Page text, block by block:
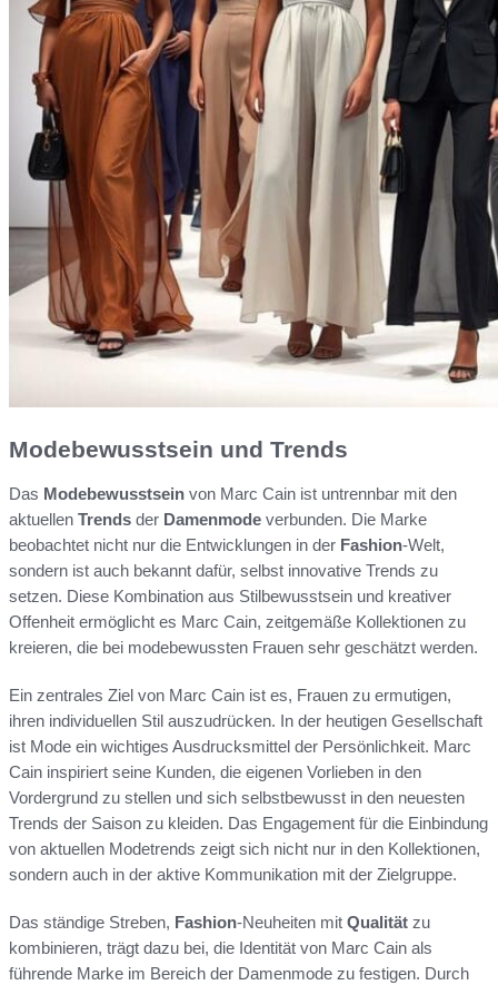
Modebewusstsein und Trends
Das Modebewusstsein von Marc Cain ist untrennbar mit den
aktuellen Trends der Damenmode verbunden. Die Marke
beobachtet nicht nur die Entwicklungen in der Fashion-Welt,
sondern ist auch bekannt dafür, selbst innovative Trends zu
setzen. Diese Kombination aus Stilbewusstsein und kreativer
Offenheit ermöglicht es Marc Cain, zeitgemäße Kollektionen zu
kreieren, die bei modebewussten Frauen sehr geschätzt werden.
Ein zentrales Ziel von Marc Cain ist es, Frauen zu ermutigen,
ihren individuellen Stil auszudrücken. In der heutigen Gesellschaft
ist Mode ein wichtiges Ausdrucksmittel der Persönlichkeit. Marc
Cain inspiriert seine Kunden, die eigenen Vorlieben in den
Vordergrund zu stellen und sich selbstbewusst in den neuesten
Trends der Saison zu kleiden. Das Engagement für die Einbindung
von aktuellen Modetrends zeigt sich nicht nur in den Kollektionen,
sondern auch in der aktive Kommunikation mit der Zielgruppe.
Das ständige Streben, Fashion-Neuheiten mit Qualität zu
kombinieren, trägt dazu bei, die Identität von Marc Cain als
führende Marke im Bereich der Damenmode zu festigen. Durch